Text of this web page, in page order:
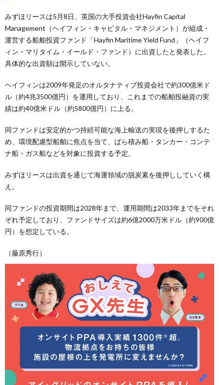
みずほリースは5月8日、英国の大手投資会社Hayfin Capital
Management（ヘイフィン・キャピタル・マネジメント）が組成・
運営する船舶投資ファンド「Hayfin Maritime Yield Fund」（ヘイフ
ィン・マリタイム・イールド・ファンド）に出資したと発表した。
具体的な出資額は開示していない。
ヘイフィンは2009年発足のオルタナティブ投資会社で約300億米ド
ル（約4兆3500億円）を運用しており、これまでの船舶投融資の実
績は約40億米ドル（約5800億円）に上る。
同ファンドは安定的かつ持続可能な海上輸送の実現を後押しするた
め、環境配慮型船舶に焦点を当て、ばら積み船・タンカー・コンテ
ナ船・ガス船などを対象に投資する予定。
みずほリースは出資を通じて海運領域の脱炭素を後押ししていく構
え。
同ファンドの投資期間は2028年まで、運用期間は2033年までをそれ
ぞれ予定しており、ファンドサイズは約6億2000万米ドル（約900億
円）を想定している。
（藤原秀行）